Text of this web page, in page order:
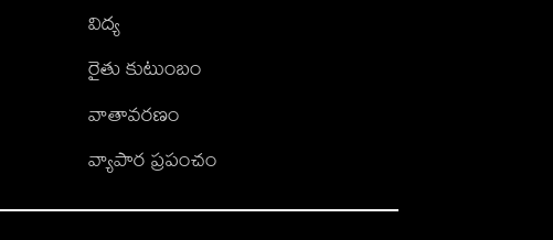
విద్య
రైతు కుటుంబం
వాతావరణం
వ్యాపార ప్రపంచం